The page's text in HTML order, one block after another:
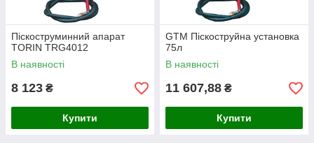
Піскоструминний апарат
TORIN TRG4012
В наявності
8 123 ₴
Купити
GTM Піскоструйна установка
75л
В наявності
11 607,88 ₴
Купити